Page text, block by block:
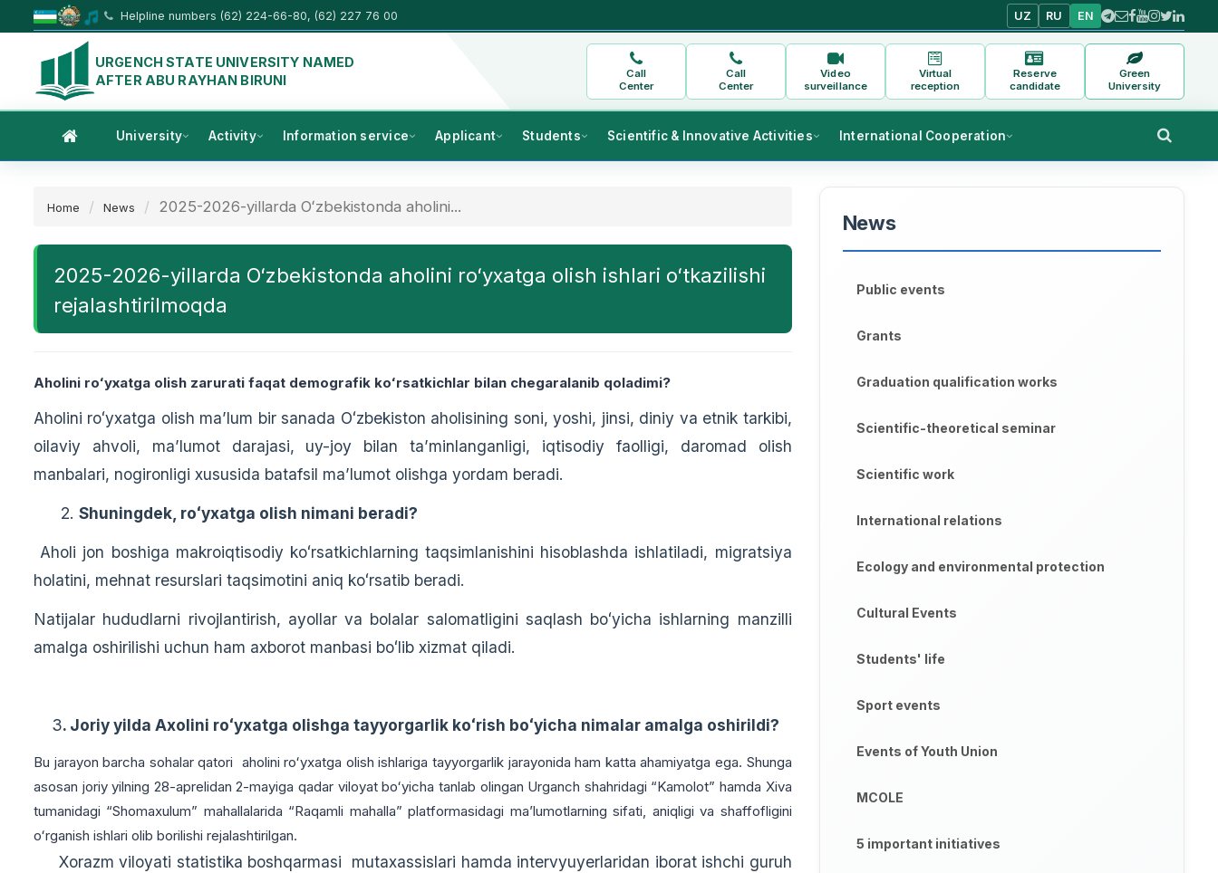
Helpline numbers (62) 224-66-80, (62) 227 76 00 UZ RU EN
URGENCH STATE UNIVERSITY NAMED
AFTER ABU RAYHAN BIRUNI
Call
Center
Call
Center
Video
surveillance
Virtual
reception
Reserve
candidate
Green
University
University Activity Information service Applicant Students Scientific & Innovative Activities International Cooperation
Home News 2025-2026-yillarda Oʻzbekistonda aholini...
2025-2026-yillarda Oʻzbekistonda aholini roʻyxatga olish ishlari oʻtkazilishi
rejalashtirilmoqda
Aholini roʻyxatga olish zarurati faqat demografik koʻrsatkichlar bilan chegaralanib qoladimi?
Aholini roʻyxatga olish maʼlum bir sanada Oʻzbekiston aholisining soni, yoshi, jinsi, diniy va etnik tarkibi,
oilaviy ahvoli, maʼlumot darajasi, uy-joy bilan taʼminlanganligi, iqtisodiy faolligi, daromad olish
manbalari, nogironligi xususida batafsil maʼlumot olishga yordam beradi.
2. Shuningdek, roʻyxatga olish nimani beradi?
Aholi jon boshiga makroiqtisodiy koʻrsatkichlarning taqsimlanishini hisoblashda ishlatiladi, migratsiya
holatini, mehnat resurslari taqsimotini aniq koʻrsatib beradi.
Natijalar hududlarni rivojlantirish, ayollar va bolalar salomatligini saqlash boʻyicha ishlarning manzilli
amalga oshirilishi uchun ham axborot manbasi boʻlib xizmat qiladi.
3. Joriy yilda Axolini roʻyxatga olishga tayyorgarlik koʻrish boʻyicha nimalar amalga oshirildi?
Bu jarayon barcha sohalar qatori aholini roʻyxatga olish ishlariga tayyorgarlik jarayonida ham katta ahamiyatga ega. Shunga
asosan joriy yilning 28-aprelidan 2-mayiga qadar viloyat boʻyicha tanlab olingan Urganch shahridagi “Kamolot” hamda Xiva
tumanidagi “Shomaxulum” mahallalarida “Raqamli mahalla” platformasidagi maʼlumotlarning sifati, aniqligi va shaffofligini
oʻrganish ishlari olib borilishi rejalashtirilgan.
Xorazm viloyati statistika boshqarmasi mutaxassislari hamda intervyuyerlaridan iborat ishchi guruh
News
Public events
Grants
Graduation qualification works
Scientific-theoretical seminar
Scientific work
International relations
Ecology and environmental protection
Cultural Events
Students' life
Sport events
Events of Youth Union
MCOLE
5 important initiatives